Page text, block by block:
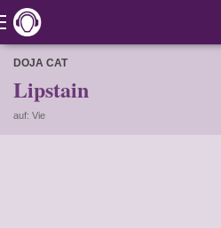
DOJA CAT
Lipstain
auf: Vie